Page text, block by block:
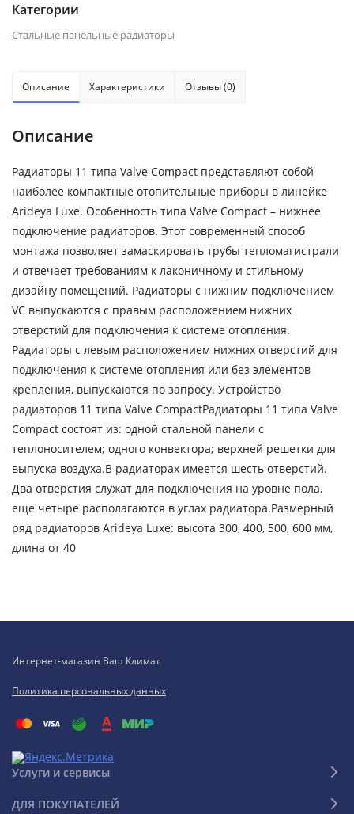
Категории
Стальные панельные радиаторы
Описание Характеристики Отзывы (0)
Описание
Радиаторы 11 типа Valve Compact представляют собой
наиболее компактные отопительные приборы в линейке
Arideya Luxe. Особенность типа Valve Compact – нижнее
подключение радиаторов. Этот современный способ
монтажа позволяет замаскировать трубы тепломагистрали
и отвечает требованиям к лаконичному и стильному
дизайну помещений. Радиаторы с нижним подключением
VC выпускаются с правым расположением нижних
отверстий для подключения к системе отопления.
Радиаторы с левым расположением нижних отверстий для
подключения к системе отопления или без элементов
крепления, выпускаются по запросу. Устройство
радиаторов 11 типа Valve CompactРадиаторы 11 типа Valve
Compact состоят из: одной стальной панели с
теплоносителем; одного конвектора; верхней решетки для
выпуска воздуха.В радиаторах имеется шесть отверстий.
Два отверстия служат для подключения на уровне пола,
еще четыре располагаются в углах радиатора.Размерный
ряд радиаторов Arideya Luxe: высота 300, 400, 500, 600 мм,
длина от 40
Интернет-магазин Ваш Климат
Политика персональных данных
Услуги и сервисы
ДЛЯ ПОКУПАТЕЛЕЙ